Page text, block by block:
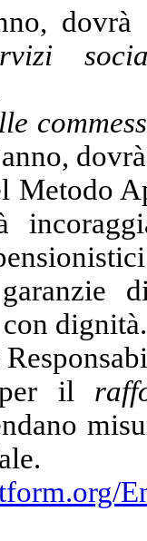
Metodo
dignità.
per il